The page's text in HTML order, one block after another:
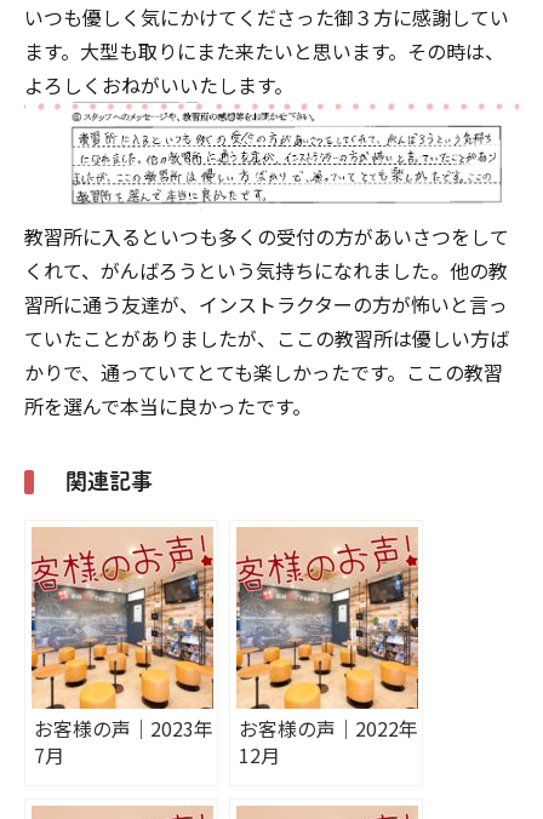
いつも優しく気にかけてくださった御３方に感謝してい
ます。大型も取りにまた来たいと思います。その時は、
よろしくおねがいいたします。
教習所に入るといつも多くの受付の方があいさつをして
くれて、がんばろうという気持ちになれました。他の教
習所に通う友達が、インストラクターの方が怖いと言っ
ていたことがありましたが、ここの教習所は優しい方ば
かりで、通っていてとても楽しかったです。ここの教習
所を選んで本当に良かったです。
関連記事
お客様の声｜2023年
7月
お客様の声｜2022年
12月